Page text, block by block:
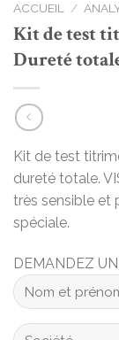
ACCUEIL /
Kit de test
Dureté
Kit de test
dureté totale.
très sensible et
spéciale.
DEMANDEZ